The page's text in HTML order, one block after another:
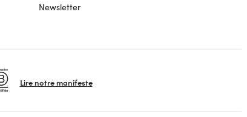
Newsletter
Lire notre manifeste